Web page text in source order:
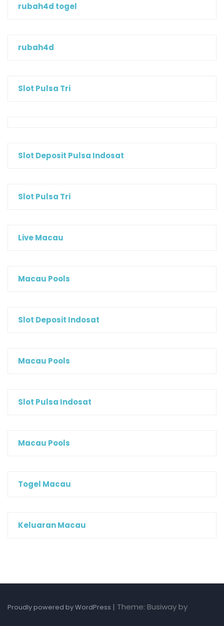
rubah4d togel
rubah4d
Slot Pulsa Tri
Slot Deposit Pulsa Indosat
Slot Pulsa Tri
Live Macau
Macau Pools
Slot Deposit Indosat
Macau Pools
Slot Pulsa Indosat
Macau Pools
Togel Macau
Keluaran Macau
Proudly powered by WordPress | Theme: Busiway by